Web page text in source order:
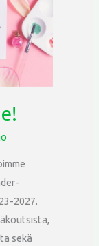
2027.
sekä